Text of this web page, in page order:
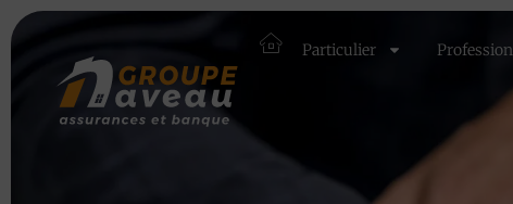
Particulier